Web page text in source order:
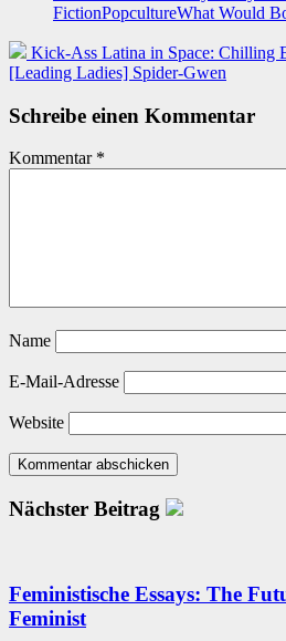
FictionPopcultureWhat Would
Kick-Ass Latina in Space: Chilling
[Leading Ladies] Spider-Gwen
Schreibe einen Kommentar
Kommentar *
Name
E-Mail-Adresse
Website
Nächster Beitrag
Feministische Essays: The
Feminist